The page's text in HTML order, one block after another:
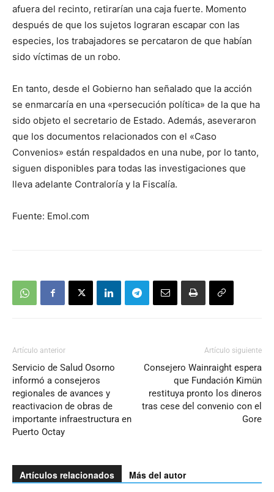
afuera del recinto, retirarían una caja fuerte. Momento
después de que los sujetos lograran escapar con las
especies, los trabajadores se percataron de que habían
sido víctimas de un robo.
En tanto, desde el Gobierno han señalado que la acción
se enmarcaría en una «persecución política» de la que ha
sido objeto el secretario de Estado. Además, aseveraron
que los documentos relacionados con el «Caso
Convenios» están respaldados en una nube, por lo tanto,
siguen disponibles para todas las investigaciones que
lleva adelante Contraloría y la Fiscalía.
Fuente: Emol.com
Artículo anterior
Servicio de Salud Osorno
informó a consejeros
regionales de avances y
reactivacion de obras de
importante infraestructura en
Puerto Octay
Artículo siguiente
Consejero Wainraight espera
que Fundación Kimün
restituya pronto los dineros
tras cese del convenio con el
Gore
Artículos relacionados Más del autor